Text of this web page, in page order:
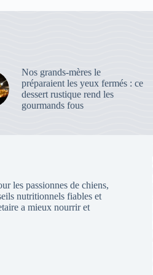
Nos grands-mères le
préparaient les yeux fermés : ce
dessert rustique rend les
gourmands fous
les passionnes de chiens,
nutritionnels fiables et
a mieux nourrir et